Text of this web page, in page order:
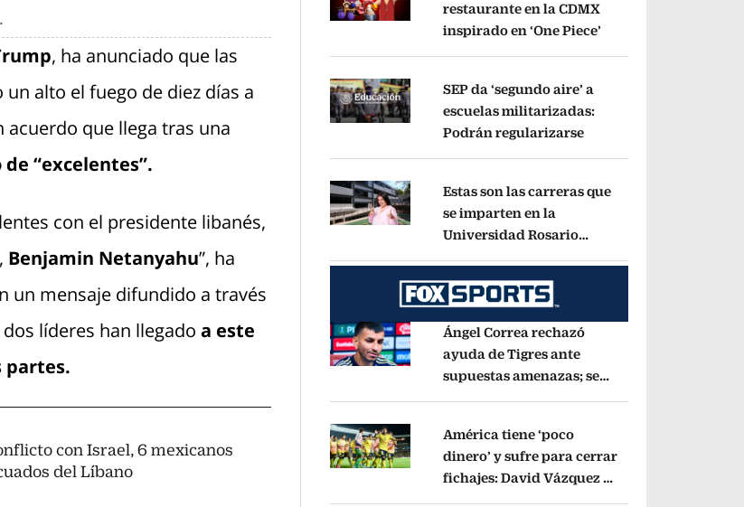
, ha anunciado que las
alto el fuego de diez días a
que llega tras una
“excelentes”.
con el presidente libanés,
Benjamin Netanyahu”, ha
un mensaje difundido a través
líderes han llegado a este
partes.
con Israel, 6 mexicanos
del Líbano
Opens in new window
restaurante en la CDMX
inspirado en ‘One Piece’
Opens in new window
SEP da ‘segundo aire’ a
escuelas militarizadas:
Podrán regularizarseOpens in new window
Opens in new window
Estas son las carreras que
se imparten en la
Universidad Rosario
Opens in new window
Ángel Correa rechazó
ayuda de Tigres ante
supuestas amenazas; se
Opens in new window
América tiene ‘poco
dinero’ y sufre para cerrar
fichajes: David Vázquez se